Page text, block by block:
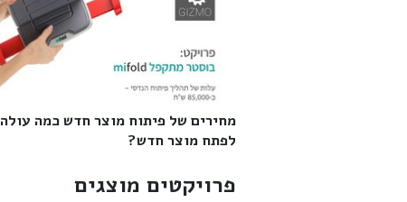
מחירים של פיתוח מוצר חדש כמה עולה
לפתח מוצר חדש?‎
פרויקטים מוצגים